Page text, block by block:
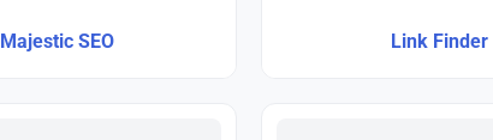
Majestic SEO Link Finder